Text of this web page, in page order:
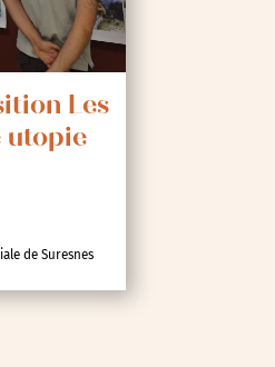
Les
utopie
de Suresnes